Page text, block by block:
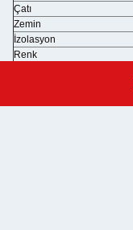
Çatı
Zemin
İzolasyon
Renk